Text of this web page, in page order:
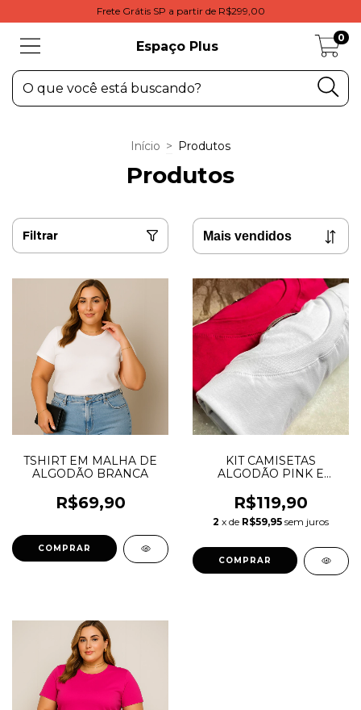
Frete Grátis SP a partir de R$299,00
Espaço Plus
0
Início > Produtos
Produtos
Filtrar
TSHIRT EM MALHA DE
ALGODÃO BRANCA
R$69,90
COMPRAR
KIT CAMISETAS
ALGODÃO PINK E
R$119,90
2 x de R$59,95 sem juros
COMPRAR